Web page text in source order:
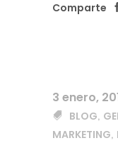
Comparte
3 enero,
BLOG,
MARKETING,